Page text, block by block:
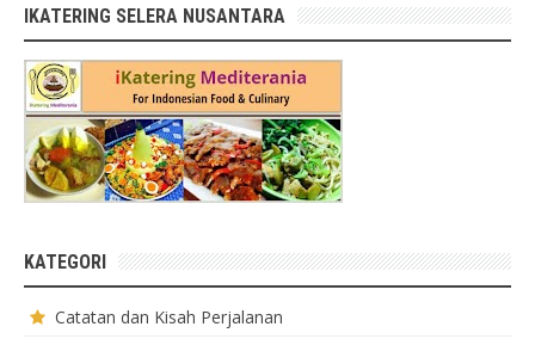
IKATERING SELERA NUSANTARA
KATEGORI
Catatan dan Kisah Perjalanan